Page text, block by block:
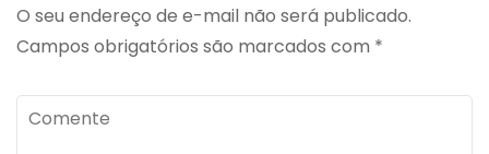
O seu endereço de e-mail não será publicado.
Campos obrigatórios são marcados com *
Comente